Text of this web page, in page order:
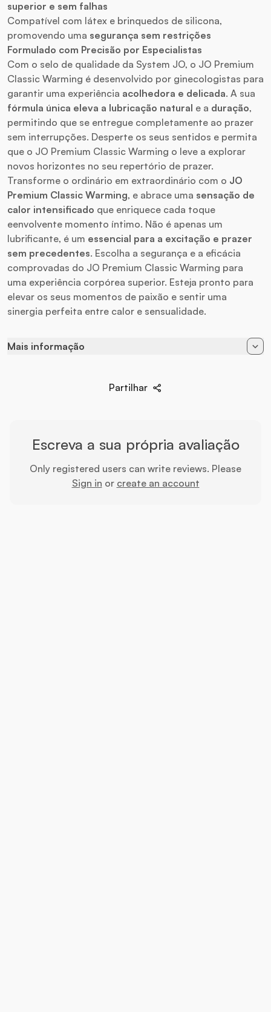
superior e sem falhas
Compatível com látex e brinquedos de silicona,
promovendo uma segurança sem restrições
Formulado com Precisão por Especialistas
Com o selo de qualidade da System JO, o JO Premium
Classic Warming é desenvolvido por ginecologistas para
garantir uma experiência acolhedora e delicada. A sua
fórmula única eleva a lubricação natural e a duração,
permitindo que se entregue completamente ao prazer
sem interrupções. Desperte os seus sentidos e permita
que o JO Premium Classic Warming o leve a explorar
novos horizontes no seu repertório de prazer.
Transforme o ordinário em extraordinário com o JO
Premium Classic Warming, e abrace uma sensação de
calor intensificado que enriquece cada toque
eenvolvente momento íntimo. Não é apenas um
lubrificante, é um essencial para a excitação e prazer
sem precedentes. Escolha a segurança e a eficácia
comprovadas do JO Premium Classic Warming para
uma experiência corpórea superior. Esteja pronto para
elevar os seus momentos de paixão e sentir uma
sinergia perfeita entre calor e sensualidade.
Mais informação
À Base de Silicone
Partilhar
Escreva a sua própria avaliação
Only registered users can write reviews. Please
Sign in or create an account